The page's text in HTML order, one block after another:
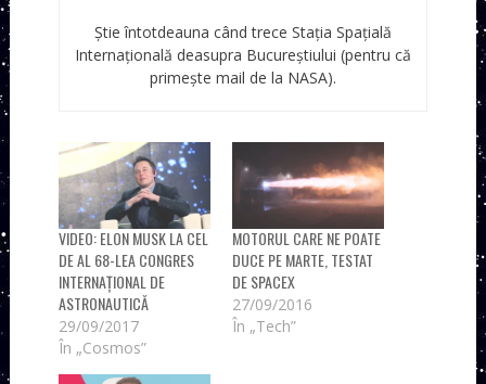
Știe întotdeauna când trece Stația Spațială
Internațională deasupra Bucureștiului (pentru că
primește mail de la NASA).
VIDEO: ELON MUSK LA CEL
DE AL 68-LEA CONGRES
INTERNAȚIONAL DE
ASTRONAUTICĂ
29/09/2017
În „Cosmos”
MOTORUL CARE NE POATE
DUCE PE MARTE, TESTAT
DE SPACEX
27/09/2016
În „Tech”